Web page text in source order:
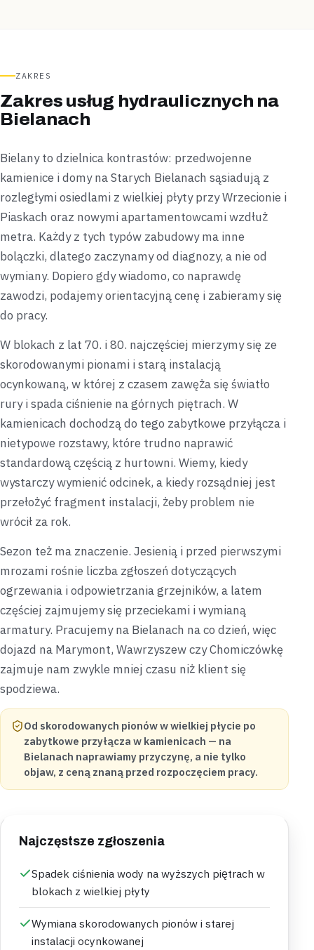
ZAKRES
Zakres usług hydraulicznych na
Bielanach
Bielany to dzielnica kontrastów: przedwojenne
kamienice i domy na Starych Bielanach sąsiadują z
rozległymi osiedlami z wielkiej płyty przy Wrzecionie i
Piaskach oraz nowymi apartamentowcami wzdłuż
metra. Każdy z tych typów zabudowy ma inne
bolączki, dlatego zaczynamy od diagnozy, a nie od
wymiany. Dopiero gdy wiadomo, co naprawdę
zawodzi, podajemy orientacyjną cenę i zabieramy się
do pracy.
W blokach z lat 70. i 80. najczęściej mierzymy się ze
skorodowanymi pionami i starą instalacją
ocynkowaną, w której z czasem zawęża się światło
rury i spada ciśnienie na górnych piętrach. W
kamienicach dochodzą do tego zabytkowe przyłącza i
nietypowe rozstawy, które trudno naprawić
standardową częścią z hurtowni. Wiemy, kiedy
wystarczy wymienić odcinek, a kiedy rozsądniej jest
przełożyć fragment instalacji, żeby problem nie
wrócił za rok.
Sezon też ma znaczenie. Jesienią i przed pierwszymi
mrozami rośnie liczba zgłoszeń dotyczących
ogrzewania i odpowietrzania grzejników, a latem
częściej zajmujemy się przeciekami i wymianą
armatury. Pracujemy na Bielanach na co dzień, więc
dojazd na Marymont, Wawrzyszew czy Chomiczówkę
zajmuje nam zwykle mniej czasu niż klient się
spodziewa.
Od skorodowanych pionów w wielkiej płycie po
zabytkowe przyłącza w kamienicach — na
Bielanach naprawiamy przyczynę, a nie tylko
objaw, z ceną znaną przed rozpoczęciem pracy.
Najczęstsze zgłoszenia
Spadek ciśnienia wody na wyższych piętrach w
blokach z wielkiej płyty
Wymiana skorodowanych pionów i starej
instalacji ocynkowanej